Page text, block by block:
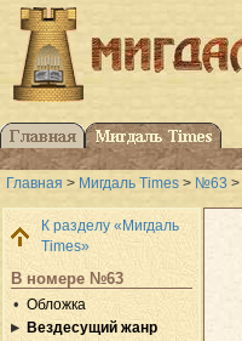
Главная > Мигдаль Times > №63 >
К разделу «Мигдаль
Times»
В номере №63
Обложка
Вездесущий жанр